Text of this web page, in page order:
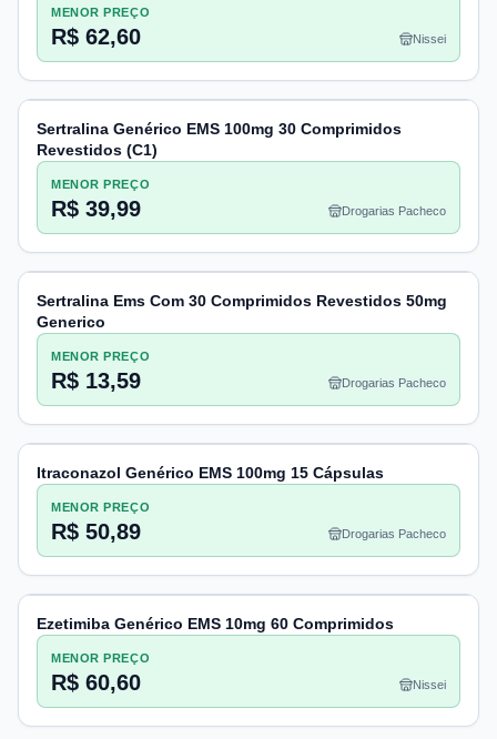
MENOR PREÇO
R$ 62,60 Nissei
Sertralina Genérico EMS 100mg 30 Comprimidos
Revestidos (C1)
MENOR PREÇO
R$ 39,99 Drogarias Pacheco
Sertralina Ems Com 30 Comprimidos Revestidos 50mg
Generico
MENOR PREÇO
R$ 13,59 Drogarias Pacheco
Itraconazol Genérico EMS 100mg 15 Cápsulas
MENOR PREÇO
R$ 50,89 Drogarias Pacheco
Ezetimiba Genérico EMS 10mg 60 Comprimidos
MENOR PREÇO
R$ 60,60 Nissei